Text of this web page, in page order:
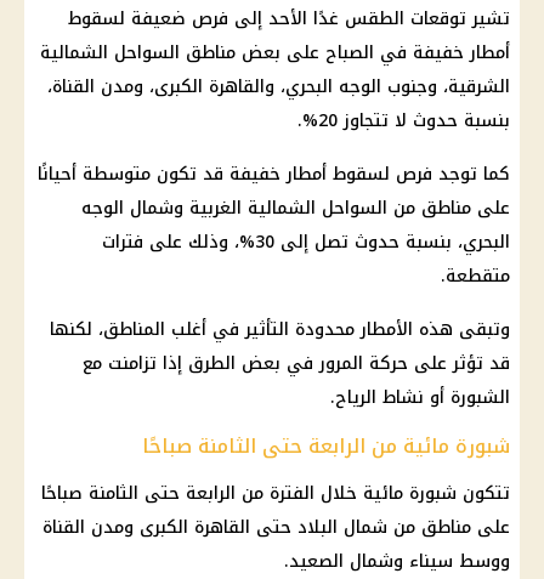
تشير توقعات الطقس غدًا الأحد إلى فرص ضعيفة لسقوط
أمطار خفيفة في الصباح على بعض مناطق السواحل الشمالية
الشرقية، وجنوب الوجه البحري، والقاهرة الكبرى، ومدن القناة،
بنسبة حدوث لا تتجاوز 20%.
كما توجد فرص لسقوط أمطار خفيفة قد تكون متوسطة أحيانًا
على مناطق من السواحل الشمالية الغربية وشمال الوجه
البحري، بنسبة حدوث تصل إلى 30%، وذلك على فترات
متقطعة.
وتبقى هذه الأمطار محدودة التأثير في أغلب المناطق، لكنها
قد تؤثر على حركة المرور في بعض الطرق إذا تزامنت مع
الشبورة أو نشاط الرياح.
شبورة مائية من الرابعة حتى الثامنة صباحًا
تتكون شبورة مائية خلال الفترة من الرابعة حتى الثامنة صباحًا
على مناطق من شمال البلاد حتى القاهرة الكبرى ومدن القناة
ووسط سيناء وشمال الصعيد.